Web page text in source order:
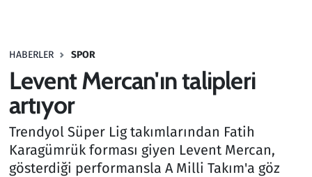
HABERLER SPOR
Levent Mercan'ın talipleri
artıyor
Trendyol Süper Lig takımlarından Fatih
Karagümrük forması giyen Levent Mercan,
gösterdiği performansla A Milli Takım'a göz
Haber
Kurumsal Haberler
Lezzet Durağı